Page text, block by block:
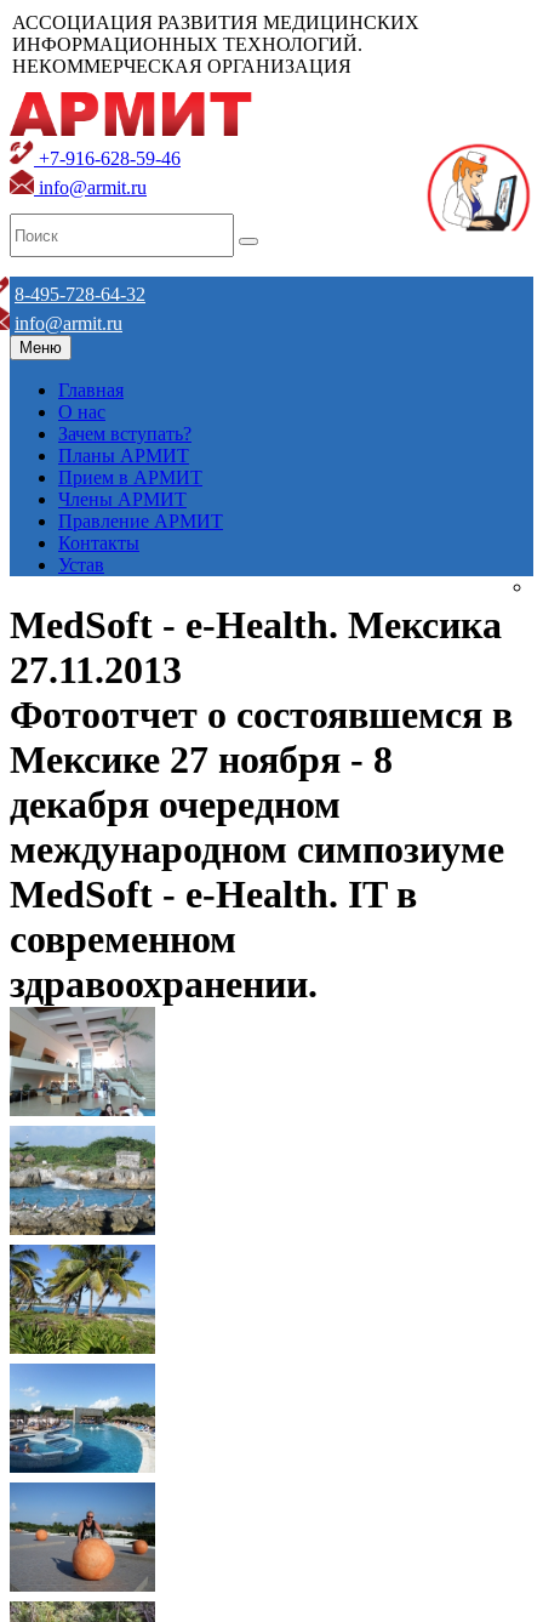
АССОЦИАЦИЯ РАЗВИТИЯ МЕДИЦИНСКИХ
ИНФОРМАЦИОННЫХ ТЕХНОЛОГИЙ.
НЕКОММЕРЧЕСКАЯ ОРГАНИЗАЦИЯ
+7-916-628-59-46
info@armit.ru
8-495-728-64-32
info@armit.ru
Меню
Главная
О нас
Зачем вступать?
Планы АРМИТ
Прием в АРМИТ
Члены АРМИТ
Правление АРМИТ
Контакты
Устав
MedSoft - e-Health. Мексика
27.11.2013
Фотоотчет о состоявшемся в
Мексике 27 ноября - 8
декабря очередном
международном симпозиуме
MedSoft - e-Health. IT в
современном
здравоохранении.